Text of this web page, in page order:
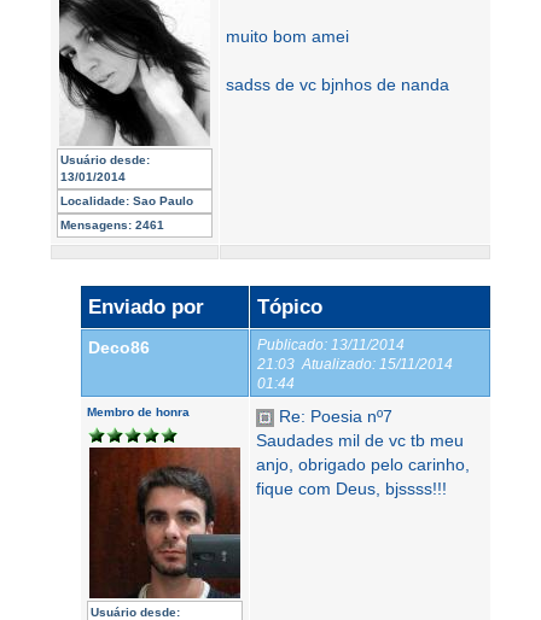
Usuário desde:
13/01/2014
Localidade: Sao Paulo
Mensagens: 2461
muito bom amei
sadss de vc bjnhos de nanda
Enviado por Tópico
Deco86 Publicado: 13/11/2014
21:03 Atualizado: 15/11/2014
01:44
Membro de honra
Usuário desde:
Re: Poesia nº7
Saudades mil de vc tb meu
anjo, obrigado pelo carinho,
fique com Deus, bjssss!!!